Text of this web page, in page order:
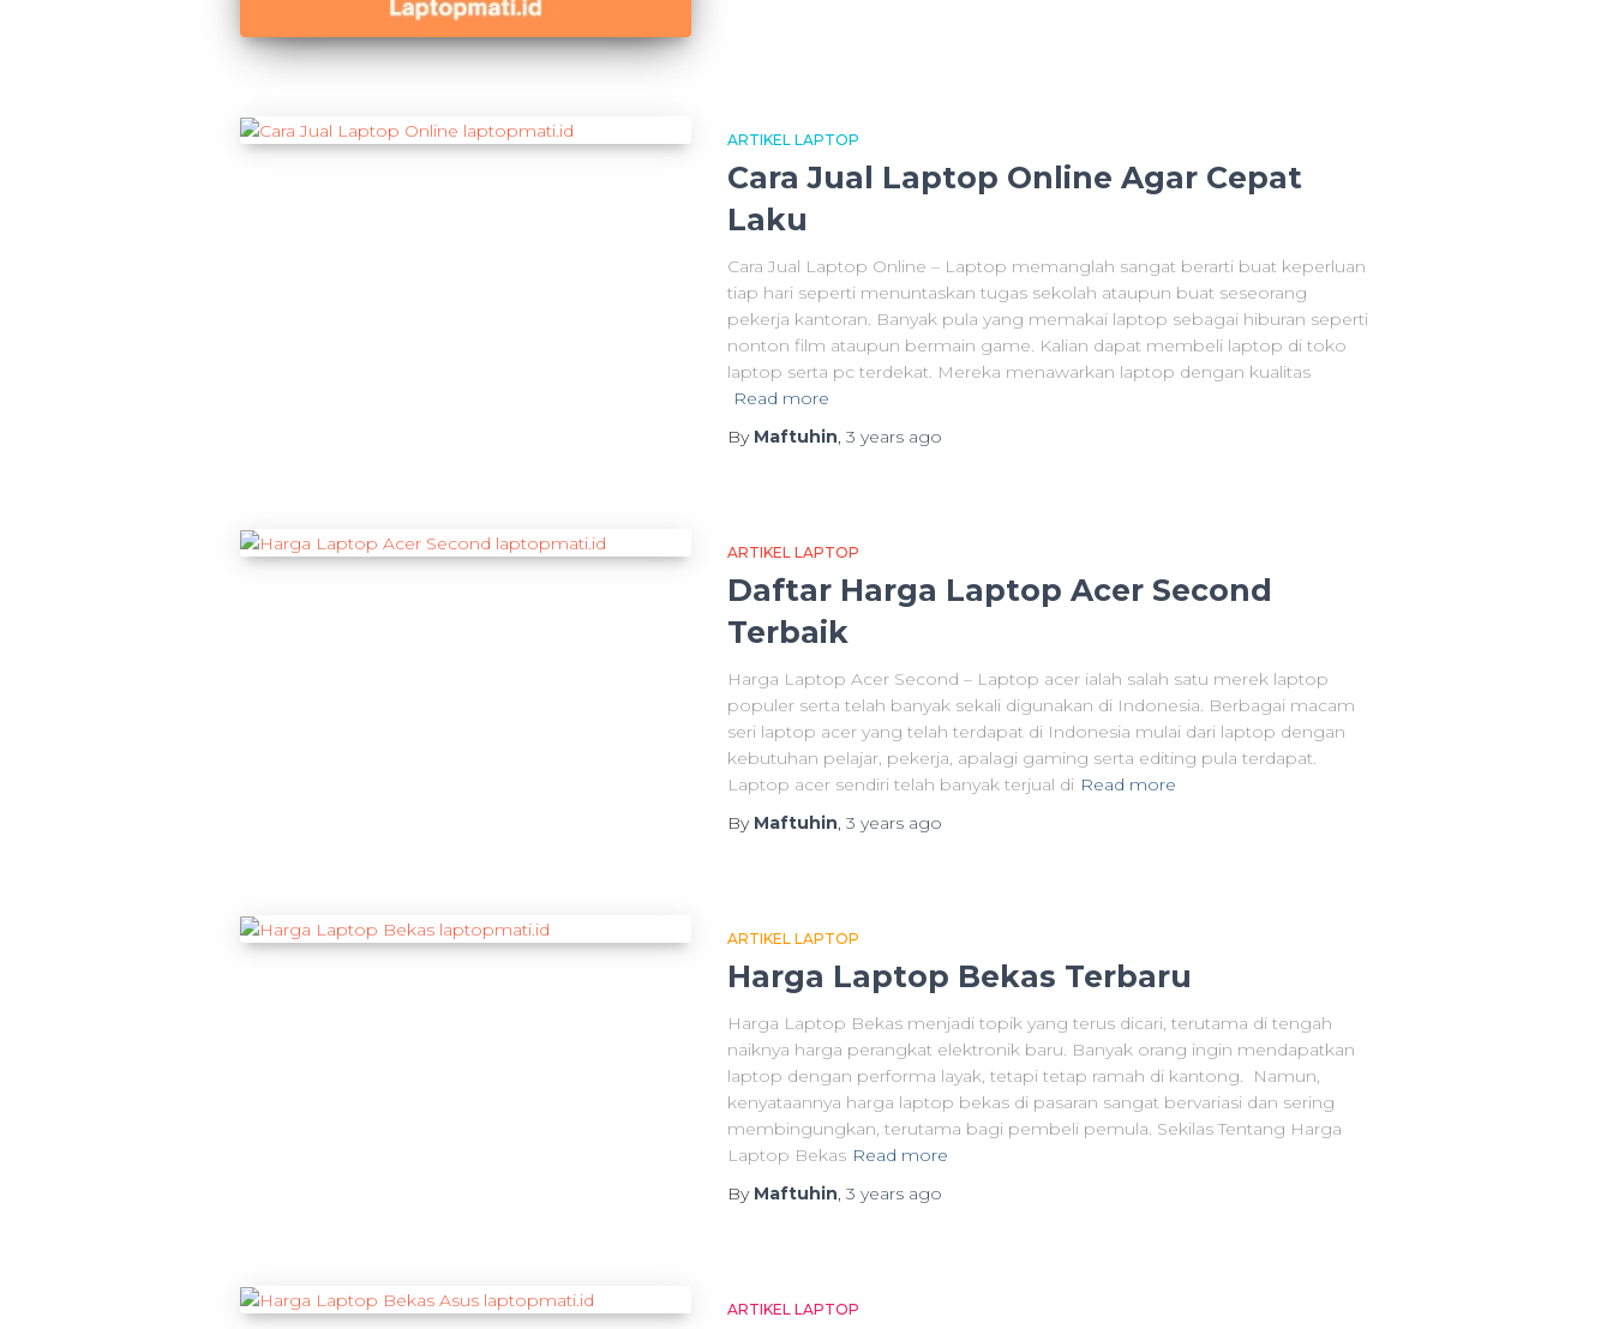
ARTIKEL LAPTOP
Cara Jual Laptop Online Agar Cepat
Laku
Cara Jual Laptop Online – Laptop memanglah sangat berarti buat keperluan
tiap hari seperti menuntaskan tugas sekolah ataupun buat seseorang
pekerja kantoran. Banyak pula yang memakai laptop sebagai hiburan seperti
nonton film ataupun bermain game. Kalian dapat membeli laptop di toko
laptop serta pc terdekat. Mereka menawarkan laptop dengan kualitas
Read more
By Maftuhin, 3 yearsago
ARTIKEL LAPTOP
Daftar Harga Laptop Acer Second
Terbaik
Harga Laptop Acer Second – Laptop acer ialah salah satu merek laptop
populer serta telah banyak sekali digunakan di Indonesia. Berbagai macam
seri laptop acer yang telah terdapat di Indonesia mulai dari laptop dengan
kebutuhan pelajar, pekerja, apalagi gaming serta editing pula terdapat.
Laptop acer sendiri telah banyak terjual di Read more
By Maftuhin, 3 yearsago
ARTIKEL LAPTOP
Harga Laptop Bekas Terbaru
Harga Laptop Bekas menjadi topik yang terus dicari, terutama di tengah
naiknya harga perangkat elektronik baru. Banyak orang ingin mendapatkan
laptop dengan performa layak, tetapi tetap ramah di kantong. Namun,
kenyataannya harga laptop bekas di pasaran sangat bervariasi dan sering
membingungkan, terutama bagi pembeli pemula. Sekilas Tentang Harga
Laptop Bekas Read more
By Maftuhin, 3 yearsago
ARTIKEL LAPTOP